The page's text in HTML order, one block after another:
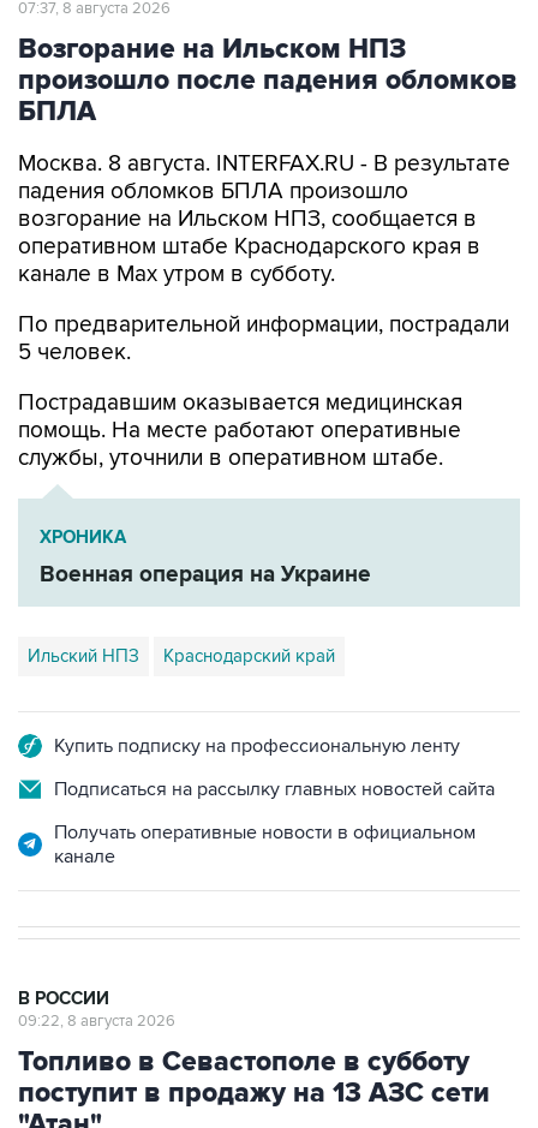
произошло после падения обломков
БПЛА
Москва. 8 августа. INTERFAX.RU - В результате
возгорание на Ильском НПЗ, сообщается в
оперативном штабе Краснодарского края в
канале в Max утром в субботу.
По предварительной информации, пострадали
Пострадавшим оказывается медицинская
службы, уточнили в оперативном штабе.
ХРОНИКА
Военная операция на Украине
Ильский НПЗ Краснодарский край
Подписаться на рассылку главных новостей сайта
Получать оперативные новости в официальном
Топливо в Севастополе в субботу
поступит в продажу на 13 АЗС сети
"Атан"